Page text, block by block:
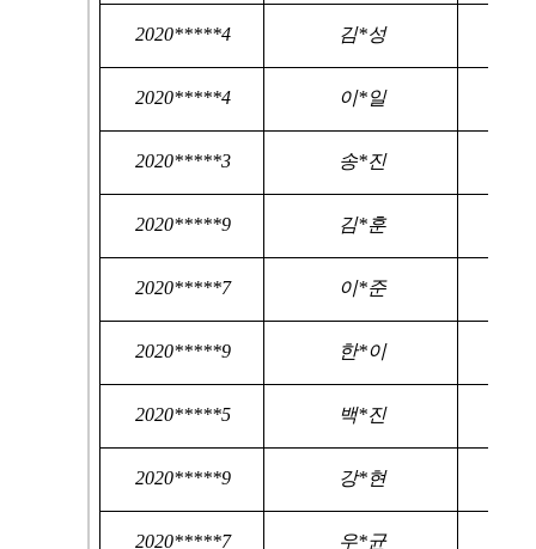
2020*****4 김*성
2020*****4 이*일
2020*****3 송*진
2020*****9 김*훈
2020*****7 이*준
2020*****9 한*이
2020*****5 백*진
2020*****9 강*현
2020*****7 우*균